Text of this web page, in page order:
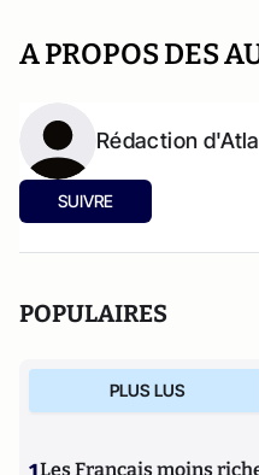
A PROPOS DES
Rédaction
SUIVRE
POPULAIRES
PLUS LUS
Les Français moins